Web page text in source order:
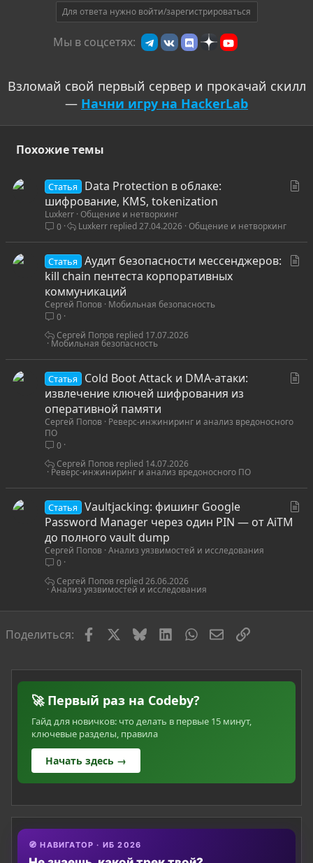
Для ответа нужно войти/зарегистрироваться
Мы в соцсетях:
Взломай свой первый сервер и прокачай скилл
— Начни игру на HackerLab
Похожие темы
ь
Статья
Data Protection в облаке:
шифрование, KMS, tokenization
Luxkerr Общение и нетворкинг
0
Общение и нетворкинг
27.04.2026
Luxkerr
Статья
Аудит безопасности мессенджеров:
kill chain пентеста корпоративных
коммуникаций
Сергей Попов Мобильная безопасность
0
Мобильная безопасность
17.07.2026
Сергей Попов
Статья
Cold Boot Attack и DMA-атаки:
извлечение ключей шифрования из
оперативной памяти
Сергей Попов Реверс-инжиниринг и анализ вредоносного
ПО
0
Реверс-инжиниринг и анализ вредоносного ПО
14.07.2026
Сергей Попов
Статья
Vaultjacking: фишинг Google
Password Manager через один PIN — от AiTM
до полного vault dump
Сергей Попов Анализ уязвимостей и исследования
0
Анализ уязвимостей и исследования
26.06.2026
Сергей Попов
Поделиться: FacebookBlueskyLinkedInWhatsAppЭлектронная
Ссылка
🚀 Первый раз на Codeby?
Гайд для новичков: что делать в первые 15 минут,
ключевые разделы, правила
Начать здесь →
🧭 НАВИГАТОР · ИБ 2026